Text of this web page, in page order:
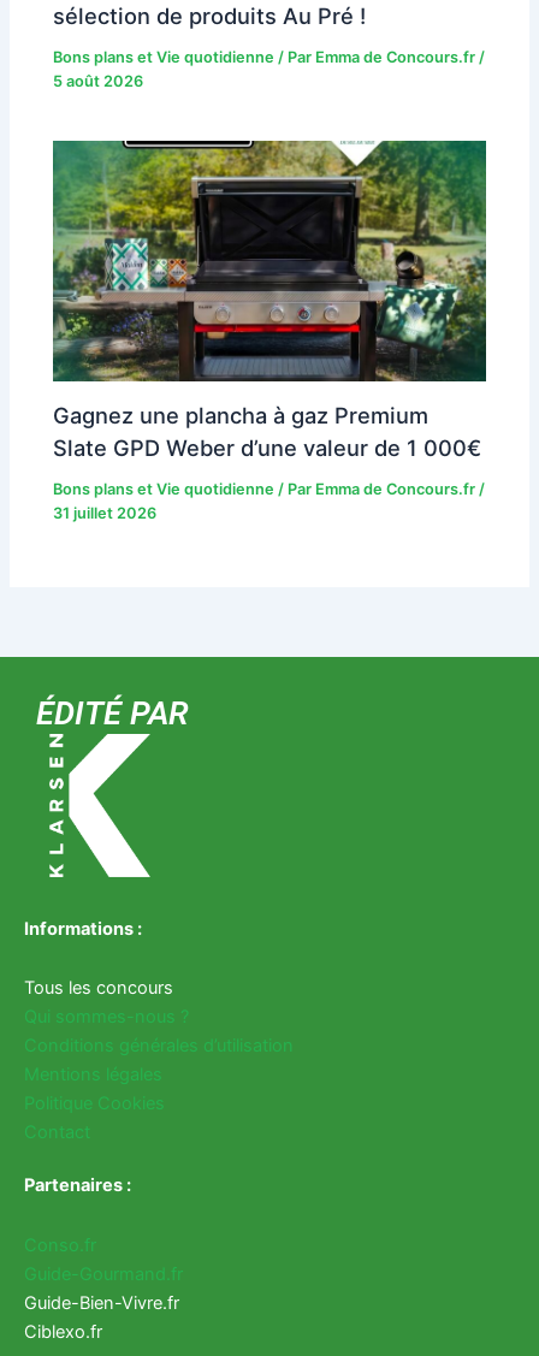
sélection de produits Au Pré !
Bons plans et Vie quotidienne / Par Emma de Concours.fr /
5 août 2026
Gagnez une plancha à gaz Premium
Slate GPD Weber d’une valeur de 1 000€
Bons plans et Vie quotidienne / Par Emma de Concours.fr /
31 juillet 2026
ÉDITÉ PAR
Informations :
Tous les concours
Qui sommes-nous ?
Conditions générales d’utilisation
Mentions légales
Politique Cookies
Contact
Partenaires :
Conso.fr
Guide-Gourmand.fr
Guide-Bien-Vivre.fr
Ciblexo.fr